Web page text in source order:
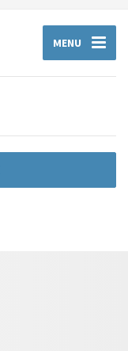
MENU